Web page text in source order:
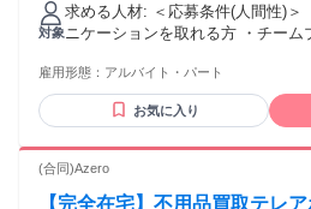
況から課題を整理し、 仮説を立てて改善に つなげることが好
きな方！ ･━━･･━━･･━━･･━━･･━━
╰━━━ｖ━━━━━━━━╯ ◆入社1
性） 前職は不動産営業の仕事をしていました。 主人の転勤を
機に地方へ引っ越しましたが、 キ
望する仕事が少ない中、 地方に住
最初はITの知識もほとんどなく、
対象
求める人材: ＜応募条件(人間性)＞ ・周囲と気持ちよくコミュ
ニケーションを取れる方 ・チーム
務に取り組むことができる方 ＜歓迎要件(志向性)＞ ・子育て
と両立 ・ブランクOK（職場復帰歓迎） ＜備考＞ ・
ート可 ・20代30代活躍中！
雇用形態： アルバイト・パート
お気に入り
(合同)Azero
【完全在宅】不用品買取テレ